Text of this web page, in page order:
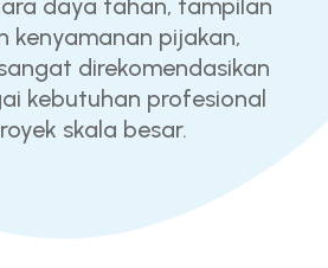
kenyamanan pijakan,
direkomendasikan
kebutuhan profesional
skala besar.